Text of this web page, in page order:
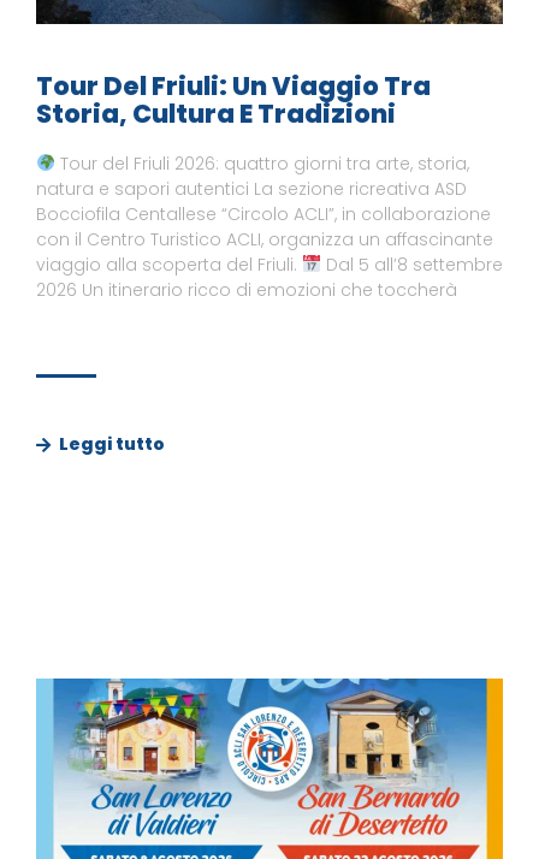
Tour Del Friuli: Un Viaggio Tra
Storia, Cultura E Tradizioni
Tour del Friuli 2026: quattro giorni tra arte, storia,
natura e sapori autentici La sezione ricreativa ASD
Bocciofila Centallese “Circolo ACLI”, in collaborazione
con il Centro Turistico ACLI, organizza un affascinante
viaggio alla scoperta del Friuli.
Dal 5 all’8 settembre
2026 Un itinerario ricco di emozioni che toccherà
Leggi tutto